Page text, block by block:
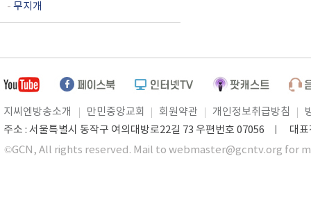
- 무지개
지씨엔방송소개 만민중앙교회 회원약관 개인정보취급방침
주소 : 서울특별시 동작구 여의대방로22길 73 우편번호 07056 ㅣ 대
©GCN, All rights reserved. Mail to webmaster@gcntv.org for